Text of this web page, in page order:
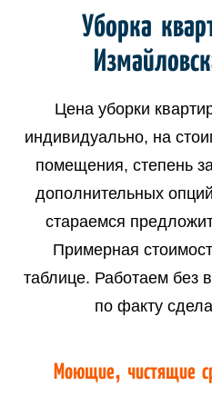
Уборка
Цена уборки
индивидуально, на
помещения, степень
дополнительных
стараемся
Примерная
таблице. Работаем без
по факту
Моющие, чистящие